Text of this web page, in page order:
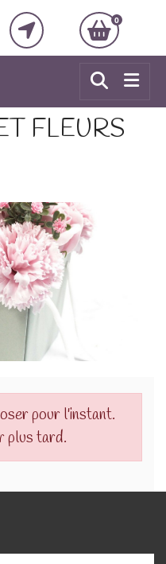
0
FLEURS
pour l'instant.
plus tard.